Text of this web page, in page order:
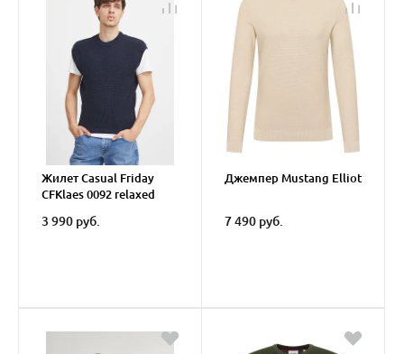
Жилет Casual Friday
CFKlaes 0092 relaxed
3 990 руб.
Джемпер Mustang Elliot
7 490 руб.